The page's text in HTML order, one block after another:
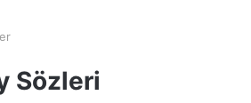
Sözleri